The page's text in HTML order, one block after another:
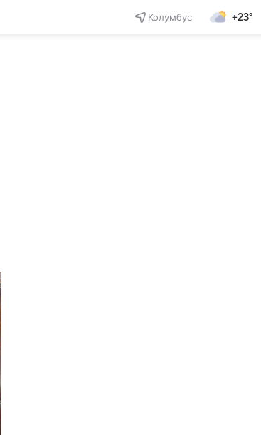
Колумбус +23°